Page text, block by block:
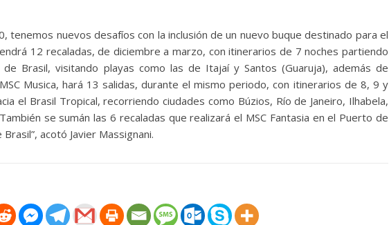
tenemos nuevos desafíos con la inclusión de un nuevo buque destinado para el
12 recaladas, de diciembre a marzo, con itinerarios de 7 noches partiendo
Brasil, visitando playas como las de Itajaí y Santos (Guaruja), además de
Musica, hará 13 salidas, durante el mismo periodo, con itinerarios de 8, 9 y
el Brasil Tropical, recorriendo ciudades como Búzios, Río de Janeiro, Ilhabela,
se sumán las 6 recaladas que realizará el MSC Fantasia en el Puerto de
acotó Javier Massignani.